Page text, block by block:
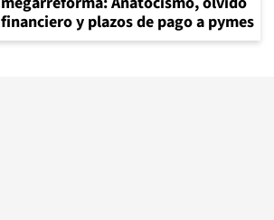
financiero y plazos de pago a pymes